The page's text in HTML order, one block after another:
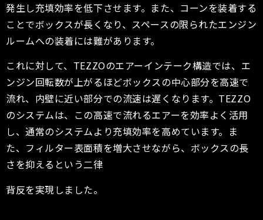
発生し充填効率を低下させます。また、コーンを装着する
ことでボックスが長くなり、スペースの限られたエンジン
ルームへの装着には難があります。
これに対して、TEZZOのエアーインテーク構造では、エ
ンジン回転数が上がるほどボックスの中心部分を高速で
流れ、内壁に近い部分での流速は遅くなります。TEZZO
のシステムは、この高速で流れるエアーを効率よく活用
し、通常のシステムより充填効率を高めています。ま
た、フィルター表面積を増大させながら、ボックスの長
さを抑えるという二律
背反を実現しました。